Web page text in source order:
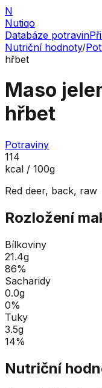
N
Nutiqo
Databáze potravin
Nutriční hodnoty/
hřbet
Maso
hřbet
Potraviny
114
kcal / 100g
Red deer, back, raw
Rozložení
Bílkoviny
21.4g
86%
Sacharidy
0.0g
0%
Tuky
3.5g
14%
Nutriční